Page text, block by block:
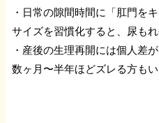
交通事故
交通事故
・日常の隙間時間に「肛門を
サイズを習慣化すると、尿も
・産後の生理再開には個人差
数ヶ月〜半年ほどズレる方もい